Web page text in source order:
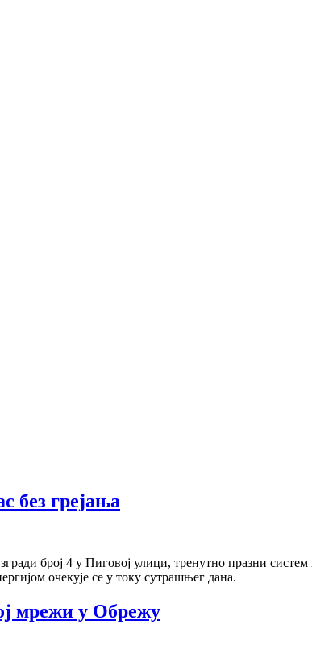
без грејања
број 4 у Пиговој улици, тренутно празни систем
очекује се у току сутрашњег дана.
мрежи у Обрежу